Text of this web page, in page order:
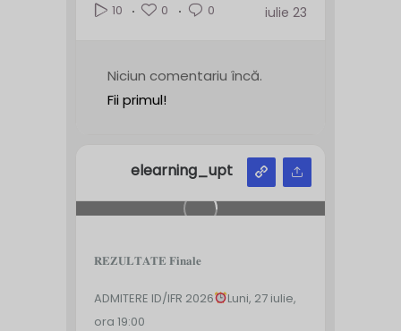
10
0 0 iulie 23
Niciun comentariu încă.
Fii primul!
elearning_upt
𝐑𝐄𝐙𝐔𝐋𝐓𝐀𝐓𝐄 𝐅𝐢𝐧𝐚𝐥𝐞
ADMITERE ID/IFR 2026
Luni, 27 iulie,
ora 19:00